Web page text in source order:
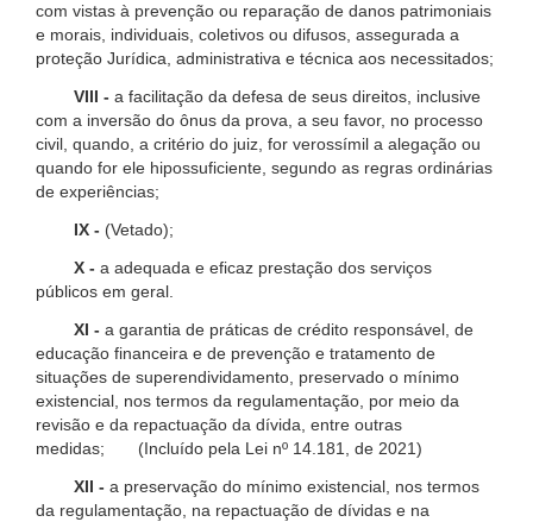
com vistas à prevenção ou reparação de danos patrimoniais
e morais, individuais, coletivos ou difusos, assegurada a
proteção Jurídica, administrativa e técnica aos necessitados;
VIII - a facilitação da defesa de seus direitos, inclusive
com a inversão do ônus da prova, a seu favor, no processo
civil, quando, a critério do juiz, for verossímil a alegação ou
quando for ele hipossuficiente, segundo as regras ordinárias
de experiências;
IX - (Vetado);
X - a adequada e eficaz prestação dos serviços
públicos em geral.
XI - a garantia de práticas de crédito responsável, de
educação financeira e de prevenção e tratamento de
situações de superendividamento, preservado o mínimo
existencial, nos termos da regulamentação, por meio da
revisão e da repactuação da dívida, entre outras
medidas; (Incluído pela Lei nº 14.181, de 2021)
XII - a preservação do mínimo existencial, nos termos
da regulamentação, na repactuação de dívidas e na